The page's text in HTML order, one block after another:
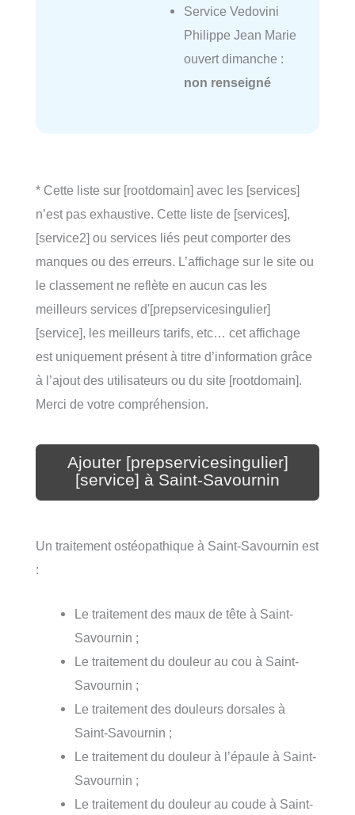
Service Vedovini
Philippe Jean Marie
ouvert dimanche :
non renseigné
* Cette liste sur [rootdomain] avec les [services]
n’est pas exhaustive. Cette liste de [services],
[service2] ou services liés peut comporter des
manques ou des erreurs. L’affichage sur le site ou
le classement ne reflète en aucun cas les
meilleurs services d'[prepservicesingulier]
[service], les meilleurs tarifs, etc… cet affichage
est uniquement présent à titre d’information grâce
à l’ajout des utilisateurs ou du site [rootdomain].
Merci de votre compréhension.
Ajouter [prepservicesingulier]
[service] à Saint-Savournin
Un traitement ostéopathique à Saint-Savournin est
:
Le traitement des maux de tête à Saint-
Savournin ;
Le traitement du douleur au cou à Saint-
Savournin ;
Le traitement des douleurs dorsales à
Saint-Savournin ;
Le traitement du douleur à l’épaule à Saint-
Savournin ;
Le traitement du douleur au coude à Saint-